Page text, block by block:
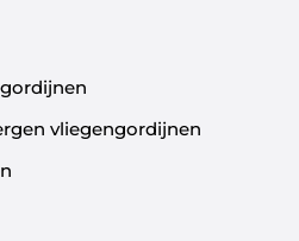
vliegengordijnen